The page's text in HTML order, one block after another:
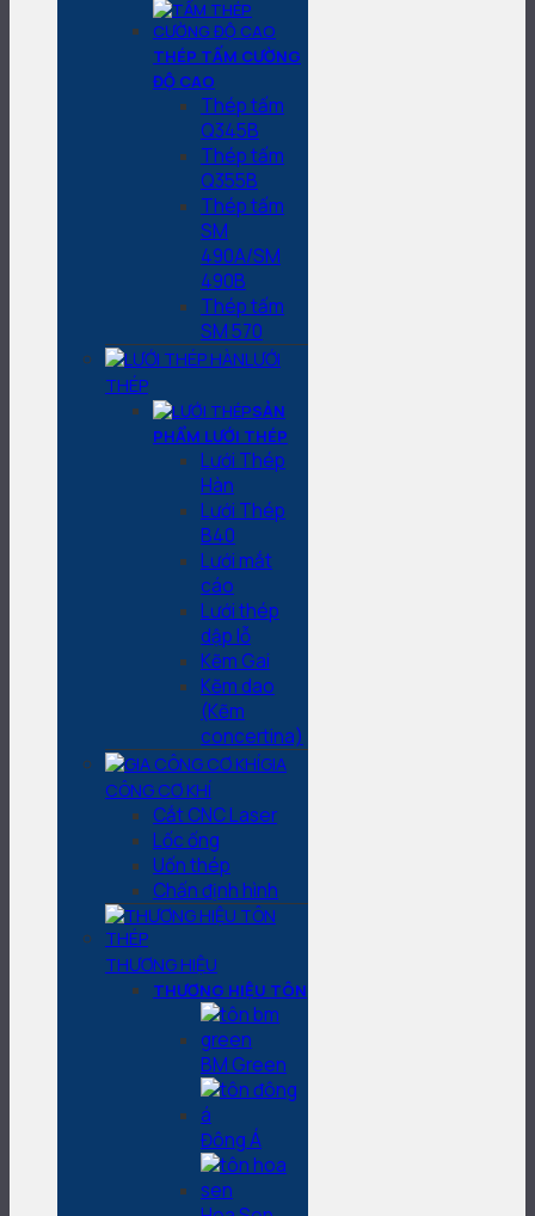
THÉP TẤM CƯỜNG
ĐỘ CAO
Thép tấm
Q345B
Thép tấm
Q355B
Thép tấm
SM
490A/SM
490B
Thép tấm
SM 570
LƯỚI
THÉP
SẢN
PHẨM LƯỚI THÉP
Lưới Thép
Hàn
Lưới Thép
B40
Lưới mắt
cáo
Lưới thép
dập lỗ
Kẽm Gai
Kẽm dao
(Kẽm
concertina)
GIA
CÔNG CƠ KHÍ
Cắt CNC Laser
Lốc ống
Uốn thép
Chấn định hình
THƯƠNG HIỆU
THƯƠNG HIỆU TÔN
BM Green
Đông Á